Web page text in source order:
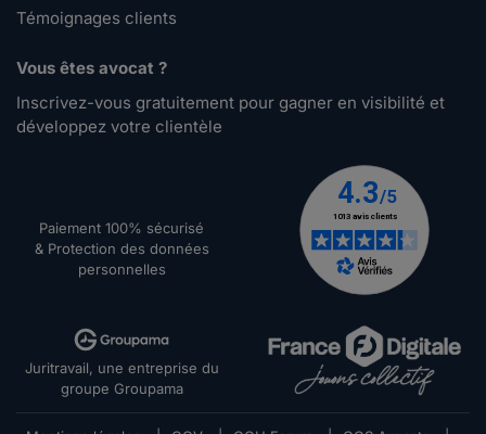
Témoignages clients
Vous êtes avocat ?
Inscrivez-vous gratuitement pour gagner en visibilité et
développez votre clientèle
Paiement 100% sécurisé
& Protection des données
personnelles
Juritravail, une entreprise du
groupe Groupama